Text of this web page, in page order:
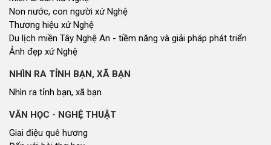
Non nước, con người xứ Nghệ
Thương hiệu xứ Nghệ
Du lịch miền Tây Nghệ An - tiềm năng và giải pháp phát triển
Ảnh đẹp xứ Nghệ
NHÌN RA TỈNH BẠN, XÃ BẠN
Nhìn ra tỉnh bạn, xã bạn
VĂN HỌC - NGHỆ THUẬT
Giai điệu quê hương